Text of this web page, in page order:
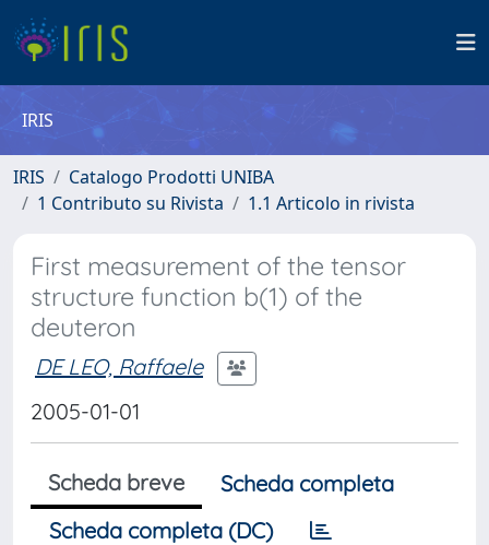
IRIS
IRIS
Catalogo Prodotti UNIBA
1 Contributo su Rivista
1.1 Articolo in rivista
First measurement of the tensor
structure function b(1) of the
deuteron
DE LEO, Raffaele
2005-01-01
Scheda breve
Scheda completa
Scheda completa (DC)